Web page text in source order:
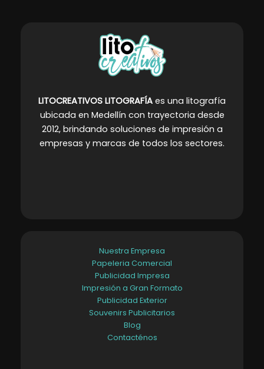
LITOCREATIVOS LITOGRAFÍA es una litografía
ubicada en Medellín con trayectoria desde
2012, brindando soluciones de impresión a
empresas y marcas de todos los sectores.
Nuestra Empresa
Papeleria Comercial
Publicidad Impresa
Impresión a Gran Formato
Publicidad Exterior
Souvenirs Publicitarios
Blog
Contacténos